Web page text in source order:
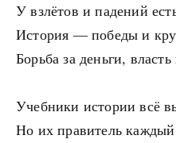
У взлётов и падений
История — победы и
Борьба за деньги,
Учебники истории всё
Но их правитель